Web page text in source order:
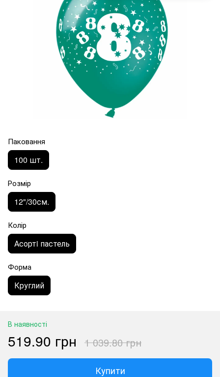
Паковання
100 шт.
Розмір
12"/30см.
Колір
Асортi пастель
Форма
Круглий
В наявності
519.90 грн 1 039.80 грн
Купити